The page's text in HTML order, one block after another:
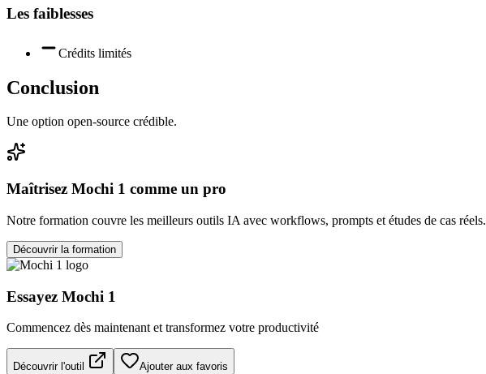
Les faiblesses
Crédits limités
Conclusion
Une option open-source crédible.
Maîtrisez Mochi 1 comme un pro
Notre formation couvre les meilleurs outils IA avec workflows, prompts et études de cas réels.
Découvrir la formation
Essayez Mochi 1
Commencez dès maintenant et transformez votre productivité
Découvrir l'outil Ajouter aux favoris